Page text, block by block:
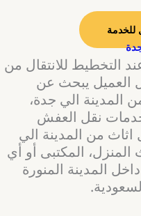
للخدمة
التخطيط للانتقال من
العميل يبحث عن
الي جدة،
نقل العفش
من المدينة الي
المكتبى أو أي
المدينة المنورة